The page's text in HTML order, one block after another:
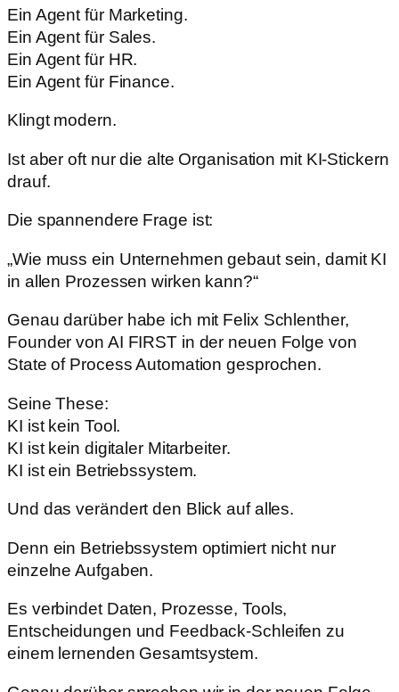
Ein Agent für Marketing.
Ein Agent für Sales.
Ein Agent für HR.
Ein Agent für Finance.
Klingt modern.
Ist aber oft nur die alte Organisation mit KI-Stickern
drauf.
Die spannendere Frage ist:
„Wie muss ein Unternehmen gebaut sein, damit KI
in allen Prozessen wirken kann?“
Genau darüber habe ich mit Felix Schlenther,
Founder von AI FIRST in der neuen Folge von
State of Process Automation gesprochen.
Seine These:
KI ist kein Tool.
KI ist kein digitaler Mitarbeiter.
KI ist ein Betriebssystem.
Und das verändert den Blick auf alles.
Denn ein Betriebssystem optimiert nicht nur
einzelne Aufgaben.
Es verbindet Daten, Prozesse, Tools,
Entscheidungen und Feedback-Schleifen zu
einem lernenden Gesamtsystem.